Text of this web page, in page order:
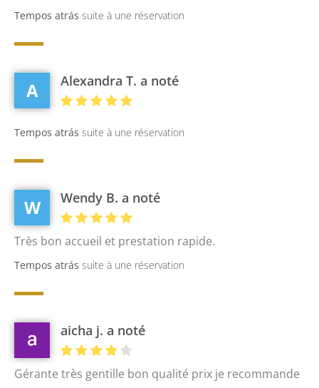
Tempos atrás suite à une réservation
A Alexandra T. a noté
Tempos atrás suite à une réservation
W Wendy B. a noté
Très bon accueil et prestation rapide.
Tempos atrás suite à une réservation
aicha j. a noté
Gérante très gentille bon qualité prix je recommande